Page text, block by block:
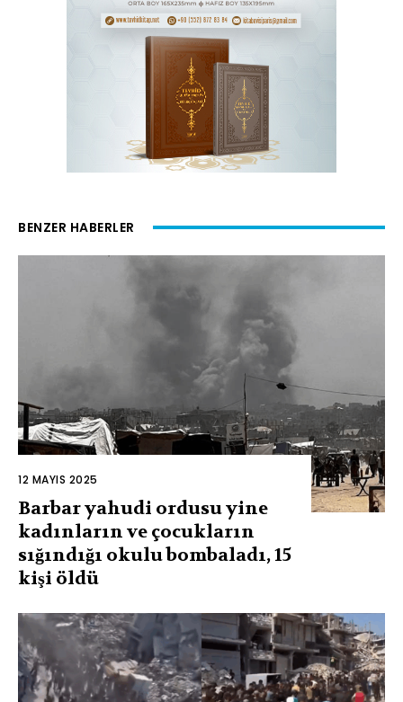
BENZER HABERLER
12 MAYIS 2025
Barbar yahudi ordusu yine
kadınların ve çocukların
sığındığı okulu bombaladı, 15
kişi öldü